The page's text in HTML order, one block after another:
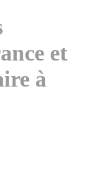
et
à